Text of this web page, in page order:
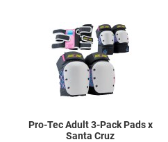
Add to Wishlist
Quick View
Pro-Tec Adult 3-Pack Pads x
Santa Cruz